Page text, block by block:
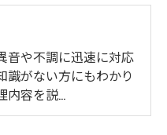
音や不調に迅速に対応
識がない方にもわかり
内容を説…